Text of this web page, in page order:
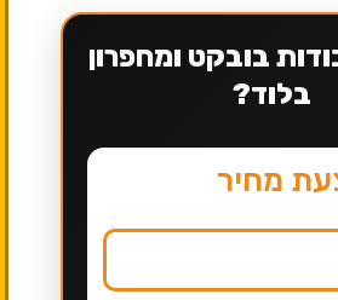
בובקט ומחפרון
בלוד?
מחיר